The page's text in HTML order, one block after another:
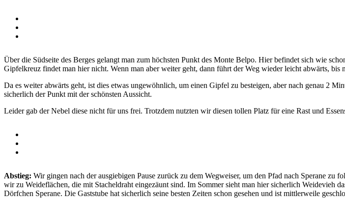
Über die Südseite des Berges gelangt man zum höchsten Punkt des Monte Belpo. Hier befindet sich wie
Gipfelkreuz findet man hier nicht. Wenn man aber weiter geht, dann führt der Weg wieder leicht abwärts,
Da es weiter abwärts geht, ist dies etwas ungewöhnlich, um einen Gipfel zu besteigen, aber nach genau 2
sicherlich der Punkt mit der schönsten Aussicht.
Leider gab der Nebel diese nicht für uns frei. Trotzdem nutzten wir diesen tollen Platz für eine Rast und
Abstieg: Wir gingen nach der ausgiebigen Pause zurück zu dem Wegweiser, um den Pfad nach Sperane
wir zu Weideflächen, die mit Stacheldraht eingezäunt sind. Im Sommer sieht man hier sicherlich Weidevieh
Dörfchen Sperane. Die Gaststube hat sicherlich seine besten Zeiten schon gesehen und ist mittlerweile